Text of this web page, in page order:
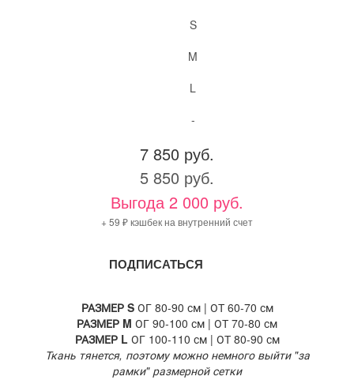
S
M
L
-
7 850 руб.
5 850 руб.
Выгода 2 000 руб.
+ 59 ₽ кэшбек на внутренний счет
ПОДПИСАТЬСЯ
РАЗМЕР SОГ 80-90 см | ОТ 60-70 см
РАЗМЕР M ОГ 90-100 см | ОТ 70-80 см
РАЗМЕР L ОГ 100-110 см | ОТ 80-90 см
Ткань тянется, поэтому можно немного выйти "за
рамки" размерной сетки